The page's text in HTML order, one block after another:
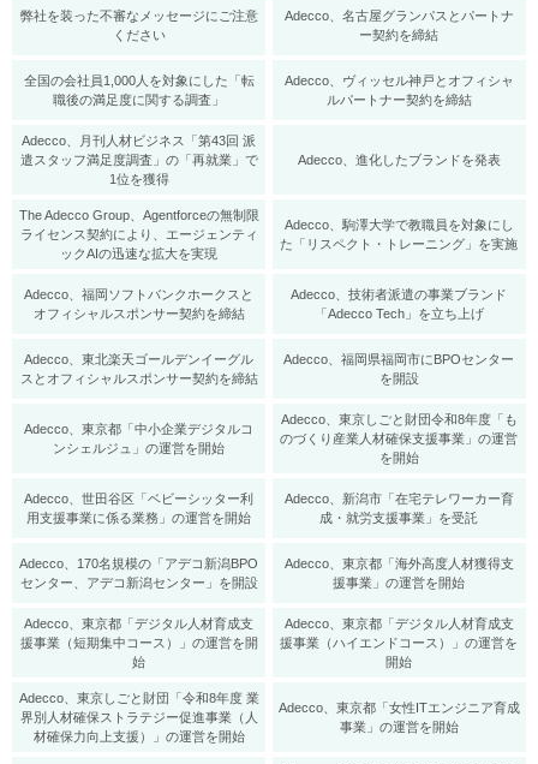
弊社を装った不審なメッセージにご注意
ください
Adecco、名古屋グランパスとパートナ
ー契約を締結
全国の会社員1,000人を対象にした「転
職後の満足度に関する調査」
Adecco、ヴィッセル神戸とオフィシャ
ルパートナー契約を締結
Adecco、月刊人材ビジネス「第43回 派
遣スタッフ満足度調査」の「再就業」で
1位を獲得
Adecco、進化したブランドを発表
The Adecco Group、Agentforceの無制限
ライセンス契約により、エージェンティ
ックAIの迅速な拡大を実現
Adecco、駒澤大学で教職員を対象にし
た「リスペクト・トレーニング」を実施
Adecco、福岡ソフトバンクホークスと
オフィシャルスポンサー契約を締結
Adecco、技術者派遣の事業ブランド
「Adecco Tech」を立ち上げ
Adecco、東北楽天ゴールデンイーグル
スとオフィシャルスポンサー契約を締結
Adecco、福岡県福岡市にBPOセンター
を開設
Adecco、東京都「中小企業デジタルコ
ンシェルジュ」の運営を開始
Adecco、東京しごと財団令和8年度「も
のづくり産業人材確保支援事業」の運営
を開始
Adecco、世田谷区「ベビーシッター利
用支援事業に係る業務」の運営を開始
Adecco、新潟市「在宅テレワーカー育
成・就労支援事業」を受託
Adecco、170名規模の「アデコ新潟BPO
センター、アデコ新潟センター」を開設
Adecco、東京都「海外高度人材獲得支
援事業」の運営を開始
Adecco、東京都「デジタル人材育成支
援事業（短期集中コース）」の運営を開
始
Adecco、東京都「デジタル人材育成支
援事業（ハイエンドコース）」の運営を
開始
Adecco、東京しごと財団「令和8年度 業
界別人材確保ストラテジー促進事業（人
材確保力向上支援）」の運営を開始
Adecco、東京都「女性ITエンジニア育成
事業」の運営を開始